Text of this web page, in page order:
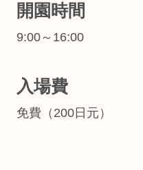
開園時間
9:00～16:00
入場費
免費（200日元）